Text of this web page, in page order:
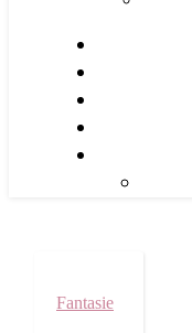
Fantasie